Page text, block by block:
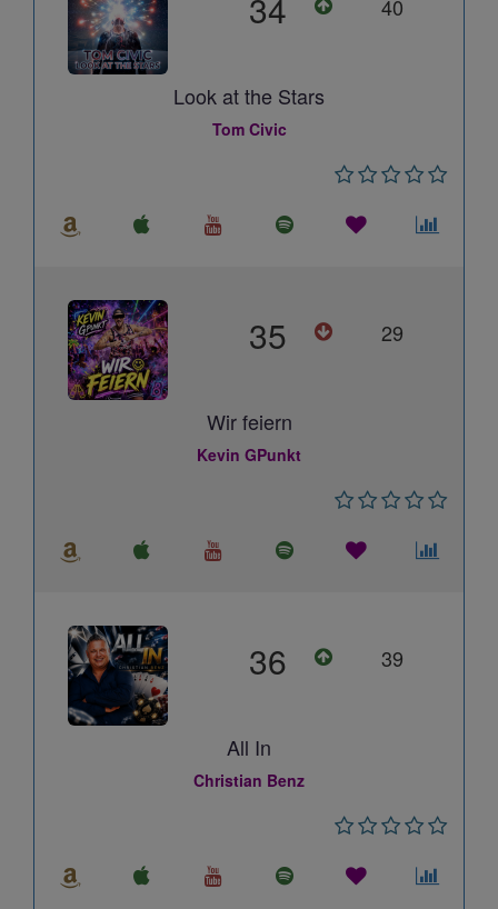
40
Look at the Stars
Tom Civic
35 29
Wir feiern
Kevin GPunkt
36 39
All In
Christian Benz